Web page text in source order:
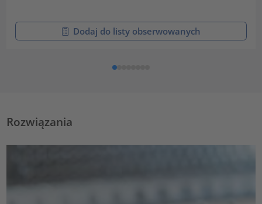
Dodaj do listy obserwowanych
Rozwiązania